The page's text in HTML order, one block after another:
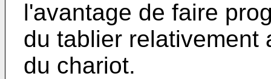
l'avantage de faire
du tablier relativement
du chariot.